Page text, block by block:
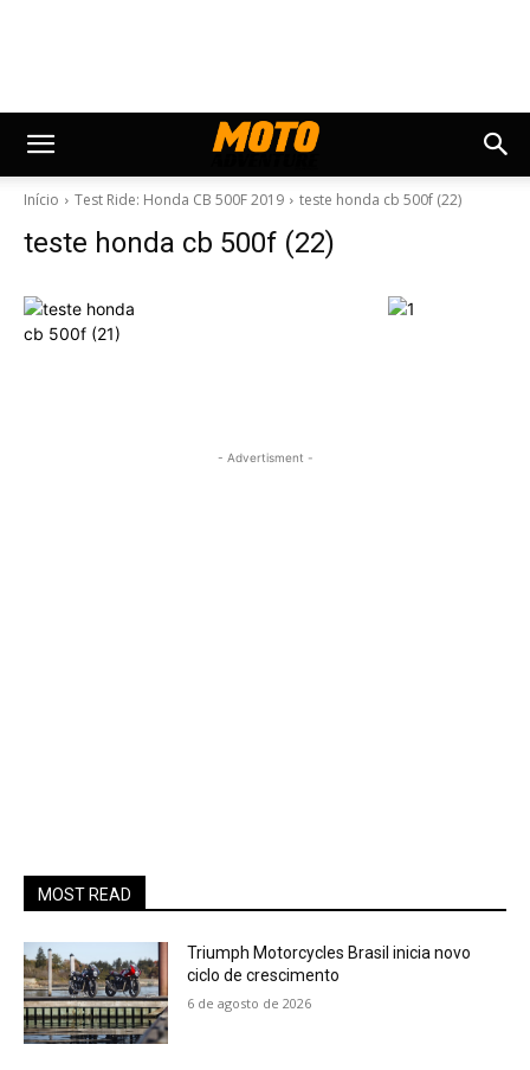
Início Test Ride: Honda CB 500F 2019 teste honda cb 500f (22)
teste honda cb 500f (22)
- Advertisment -
MOST READ
Triumph Motorcycles Brasil inicia novo
ciclo de crescimento
6 de agosto de 2026